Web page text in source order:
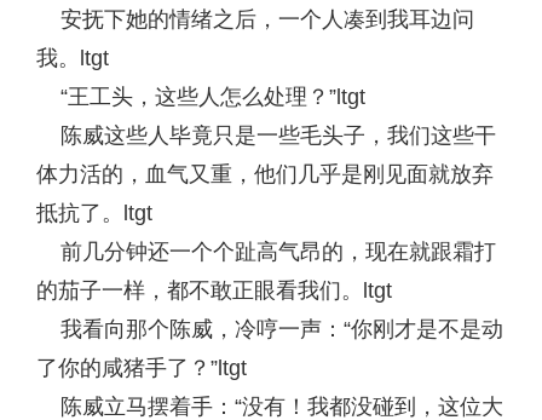
安抚下她的情绪之后，一个人凑到我耳边问
我。ltgt
“王工头，这些人怎么处理？”ltgt
陈威这些人毕竟只是一些毛头子，我们这些干
体力活的，血气又重，他们几乎是刚见面就放弃
抵抗了。ltgt
前几分钟还一个个趾高气昂的，现在就跟霜打
的茄子一样，都不敢正眼看我们。ltgt
我看向那个陈威，冷哼一声：“你刚才是不是动
了你的咸猪手了？”ltgt
陈威立马摆着手：“没有！我都没碰到，这位大